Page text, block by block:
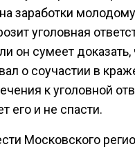
заработки
уголовная
он сумеет доказать,
о соучастии в
к уголовной
его и не спасти.
Московского